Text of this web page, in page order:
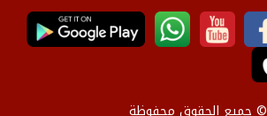
© جميع الحقوق محفوظة